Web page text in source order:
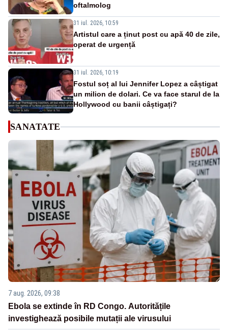
oftalmolog
31 iul. 2026, 10:59
Artistul care a ținut post cu apă 40 de zile,
operat de urgență
31 iul. 2026, 10:19
Fostul soț al lui Jennifer Lopez a câștigat
un milion de dolari. Ce va face starul de la
Hollywood cu banii câștigați?
SANATATE
7 aug. 2026, 09:38
Ebola se extinde în RD Congo. Autoritățile
investighează posibile mutații ale virusului